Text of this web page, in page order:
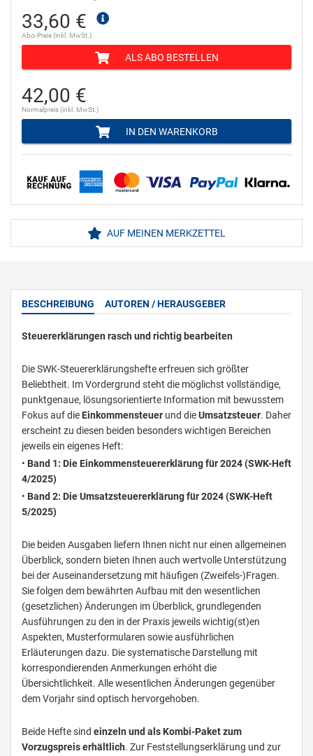
33,60 €
Abo-Preis (inkl. MwSt.)
ALS ABO BESTELLEN
42,00 €
Normalpreis (inkl. MwSt.)
IN DEN WARENKORB
AUF MEINEN MERKZETTEL
BESCHREIBUNG AUTOREN / HERAUSGEBER
Steuererklärungen rasch und richtig bearbeiten
Die SWK-Steuererklärungshefte erfreuen sich größter
Beliebtheit. Im Vordergrund steht die möglichst vollständige,
punktgenaue, lösungsorientierte Information mit bewusstem
Fokus auf die Einkommensteuer und dieUmsatzsteuer. Daher
erscheint zu diesen beiden besonders wichtigen Bereichen
jeweils ein eigenes Heft:
• Band 1: Die Einkommensteuererklärung für 2024 (SWK-Heft
4/2025)
• Band 2: Die Umsatzsteuererklärung für 2024 (SWK-Heft
5/2025)
Die beiden Ausgaben liefern Ihnen nicht nur einen allgemeinen
Überblick, sondern bieten Ihnen auch wertvolle Unterstützung
bei der Auseinandersetzung mit häufigen (Zweifels-)Fragen.
Sie folgen dem bewährten Aufbau mit den wesentlichen
(gesetzlichen) Änderungen im Überblick, grundlegenden
Ausführungen zu den in der Praxis jeweils wichtig(st)en
Aspekten, Musterformularen sowie ausführlichen
Erläuterungen dazu. Die systematische Darstellung mit
korrespondierenden Anmerkungen erhöht die
Übersichtlichkeit. Alle wesentlichen Änderungen gegenüber
dem Vorjahr sind optisch hervorgehoben.
Beide Hefte sind einzeln und als Kombi-Paket zum
Vorzugspreis erhältlich. Zur Feststellungserklärung und zur